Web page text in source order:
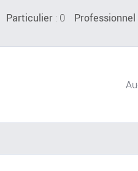
Particulier : 0 Professionnel